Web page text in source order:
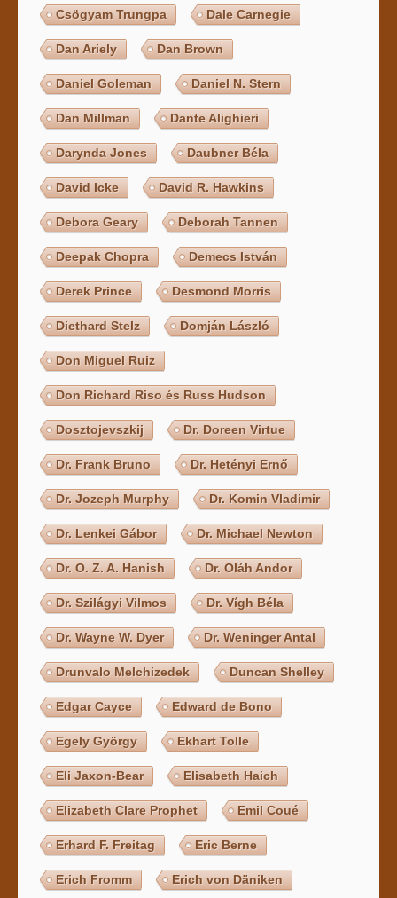
Csögyam Trungpa Dale Carnegie
Dan Ariely Dan Brown
Daniel Goleman Daniel N. Stern
Dan Millman Dante Alighieri
Darynda Jones Daubner Béla
David Icke David R. Hawkins
Debora Geary Deborah Tannen
Deepak Chopra Demecs István
Derek Prince Desmond Morris
Diethard Stelz Domján László
Don Miguel Ruiz
Don Richard Riso és Russ Hudson
Dosztojevszkij Dr. Doreen Virtue
Dr. Frank Bruno Dr. Hetényi Ernő
Dr. Jozeph Murphy Dr. Komin Vladimir
Dr. Lenkei Gábor Dr. Michael Newton
Dr. O. Z. A. Hanish Dr. Oláh Andor
Dr. Szilágyi Vilmos Dr. Vígh Béla
Dr. Wayne W. Dyer Dr. Weninger Antal
Drunvalo Melchizedek Duncan Shelley
Edgar Cayce Edward de Bono
Egely György Ekhart Tolle
Eli Jaxon-Bear Elisabeth Haich
Elizabeth Clare Prophet Emil Coué
Erhard F. Freitag Eric Berne
Erich Fromm Erich von Däniken